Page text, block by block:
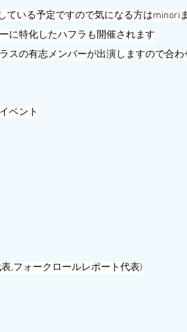
ている予定ですので気になる方はminori
に特化したハフラも開催されます
スの有志メンバーが出演しますので合
ベント
,フォークロールレポート代表)